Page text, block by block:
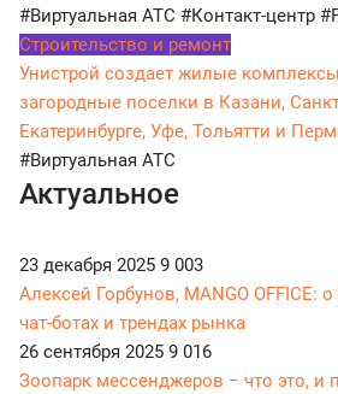
#Виртуальная АТС #Контакт-центр
Строительство и ремонт
Унистрой создает жилые
загородные поселки в Казани,
Екатеринбурге, Уфе, Тольятти и
#Виртуальная АТС
Актуальное
23 декабря 2025 9 003
Алексей Горбунов, MANGO OFFICE:
чат-ботах и трендах рынка
26 сентября 2025 9 016
Зоопарк мессенджеров − что это, и